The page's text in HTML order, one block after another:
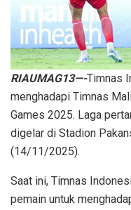
RIAUMAG13—-Timnas
menghadapi Timnas
Games 2025. Laga
digelar di Stadion
(14/11/2025).
Saat ini, Timnas
pemain untuk